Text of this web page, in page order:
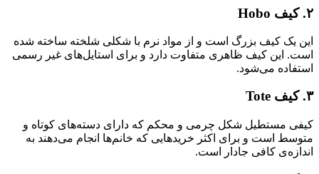
۲. کیف‌ Hobo
این یک کیف بزرگ است و از مواد نرم با شکلی شلخته ساخته شده
است. این کیف ظاهری متفاوت دارد و برای استایل‌های غیر رسمی
استفاده می‌شود.
۳. کیف‌ Tote
کیفی مستطیل شکل چرمی و محکم که دارای دسته‌های کوتاه و
متوسط است و برای اکثر خریدهایی که خانم‌ها انجام می‌دهند به
اندازه‌ی کافی جادار است.